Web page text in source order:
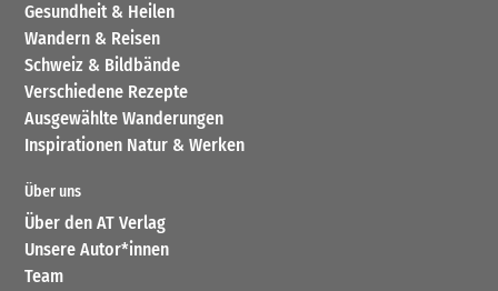
Gesundheit & Heilen
Wandern & Reisen
Schweiz & Bildbände
Verschiedene Rezepte
Ausgewählte Wanderungen
Inspirationen Natur & Werken
Über uns
Über den AT Verlag
Unsere Autor*innen
Team